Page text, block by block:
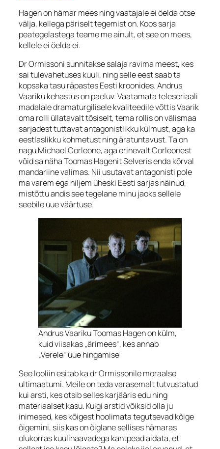
Hagen on hämar mees ning vaatajale ei öelda otse
välja, kellega päriselt tegemist on. Koos sarja
peategelastega teame me ainult, et see on mees,
kellele ei öelda ei.
Dr Ormissoni sunnitakse salaja ravima meest, kes
sai tulevahetuses kuuli, ning selle eest saab ta
kopsaka tasu räpastes Eesti kroonides. Andrus
Vaariku kehastus on paeluv. Vaatamata teleseriaali
madalale dramaturgilisele kvaliteedile võttis Vaarik
oma rolli üllatavalt tõsiselt, tema rollis on välismaa
sarjadest tuttavat antagonistlikku külmust, aga ka
eestlaslikku kohmetust ning äratuntavust. Ta on
nagu Michael Corleone, aga erinevalt Corleonest
võid sa näha Toomas Hagenit Selveris enda kõrval
mandariine valimas. Nii usutavat antagonisti pole
ma varem ega hiljem üheski Eesti sarjas näinud,
mistõttu andis see tegelane minu jaoks sellele
seebile uue väärtuse.
Andrus Vaariku Toomas Hagen on külm,
kuid viisakas „ärimees“, kes annab
„Verele“ uue hingamise
See looliin esitab ka dr Ormissonile moraalse
ultimaatumi. Meile on teda varasemalt tutvustatud
kui arsti, kes otsib selles karjääris edu ning
materiaalset kasu. Kuigi arstid võiksid olla ju
inimesed, kes kõigest hoolimata tegutsevad kõige
õigemini, siis kas on õiglane sellises hämaras
olukorras kuulihaavadega kantpead aidata, et